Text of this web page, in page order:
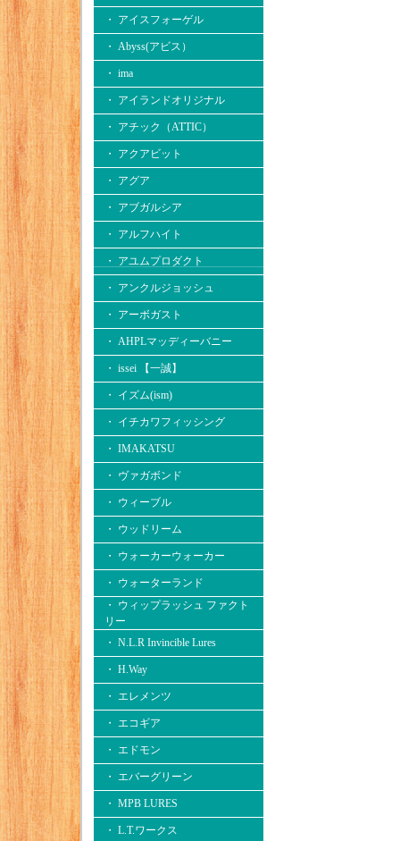
・ アイスフォーゲル
・ Abyss(アビス）
・ ima
・ アイランドオリジナル
・ アチック（ATTIC）
・ アクアビット
・ アグア
・ アブガルシア
・ アルフハイト
・ アユムプロダクト
・ アンクルジョッシュ
・ アーボガスト
・ AHPLマッディーバニー
・ issei 【一誠】
・ イズム(ism)
・ イチカワフィッシング
・ IMAKATSU
・ ヴァガボンド
・ ウィーブル
・ ウッドリーム
・ ウォーカーウォーカー
・ ウォーターランド
・ ウィップラッシュ ファクト
リー
・ N.L.R Invincible Lures
・ H.Way
・ エレメンツ
・ エコギア
・ エドモン
・ エバーグリーン
・ MPB LURES
・ L.T.ワークス